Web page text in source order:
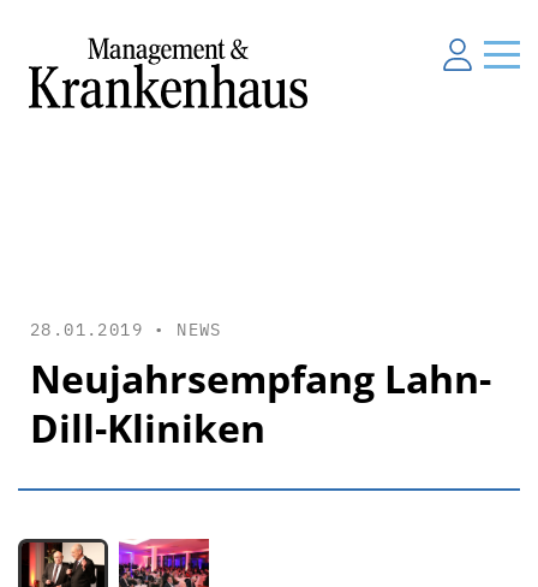
28.01.2019 • NEWS
Neujahrsempfang Lahn-
Dill-Kliniken